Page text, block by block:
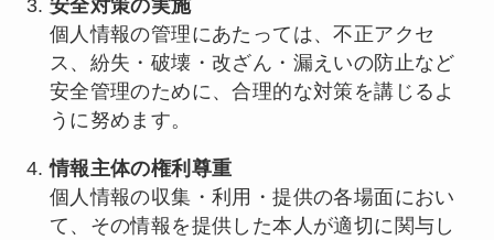
安全対策の実施
個人情報の管理にあたっては、不正アクセ
ス、紛失・破壊・改ざん・漏えいの防止など
安全管理のために、合理的な対策を講じるよ
うに努めます。
情報主体の権利尊重
個人情報の収集・利用・提供の各場面におい
て、その情報を提供した本人が適切に関与し